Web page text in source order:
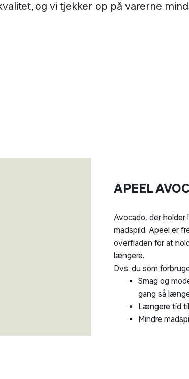
og vi tjekker op på varerne
APEEL
Avocado, der
madspild. Apeel er
overfladen for at
længere.
Dvs. du som
Smag og
gang så
Længere tid
Mindre